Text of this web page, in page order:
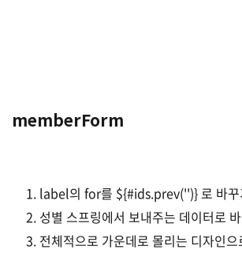
memberForm
label의 for를 ${#ids.prev('')} 로 바꾸
성별 스프링에서 보내주는 데이터로
전체적으로 가운데로 몰리는 디자인으